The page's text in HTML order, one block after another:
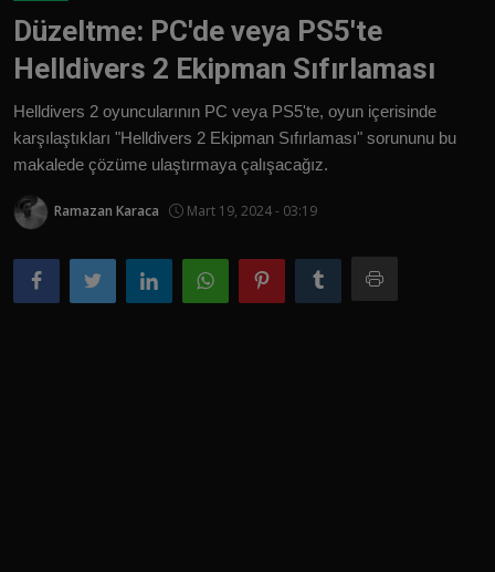
Türkçe
Düzeltme: PC'de veya PS5'te
Helldivers 2 Ekipman Sıfırlaması
Helldivers 2 oyuncularının PC veya PS5'te, oyun içerisinde
karşılaştıkları "Helldivers 2 Ekipman Sıfırlaması" sorununu bu
makalede çözüme ulaştırmaya çalışacağız.
Ramazan Karaca Mart 19, 2024 - 03:19